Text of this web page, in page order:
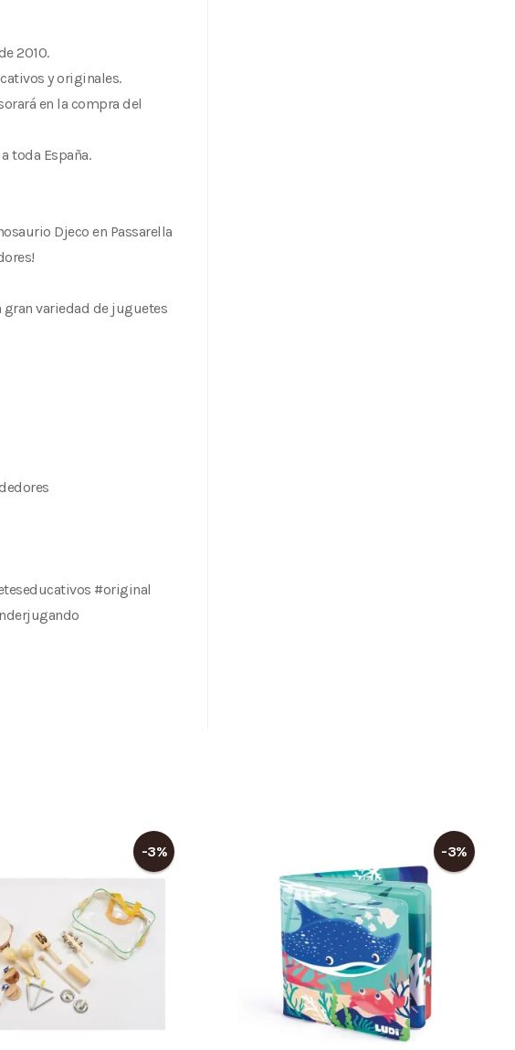
2010.
y originales.
en la compra del
toda España.
Djeco en Passarella
gran variedad de juguetes
#original
-3% -3%